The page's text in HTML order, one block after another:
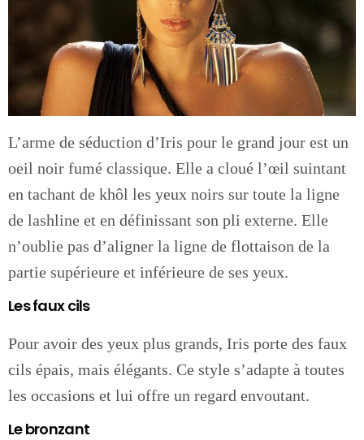
L’arme de séduction d’Iris pour le grand jour est un
oeil noir fumé classique. Elle a cloué l’œil suintant
en tachant de khôl les yeux noirs sur toute la ligne
de lashline et en définissant son pli externe. Elle
n’oublie pas d’aligner la ligne de flottaison de la
partie supérieure et inférieure de ses yeux.
Les faux cils
Pour avoir des yeux plus grands, Iris porte des faux
cils épais, mais élégants. Ce style s’adapte à toutes
les occasions et lui offre un regard envoutant.
Le bronzant